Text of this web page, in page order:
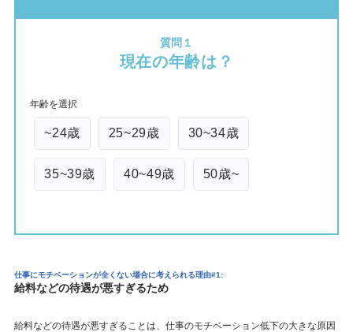
質問１
現在の年齢は？
年齢を選択
~24歳 25~29歳 30~34歳
35~39歳 40~49歳 50歳~
仕事にモチベーションが全くない場合に考えられる理由#1:
給料などの待遇が悪すぎるため
給料などの待遇が悪すぎることは、仕事のモチベーション低下の大きな原因